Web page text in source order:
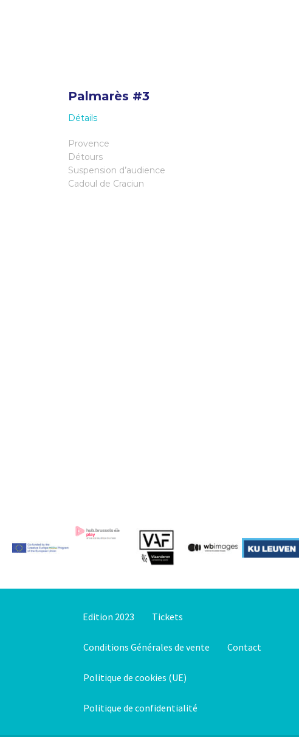
Palmarès #3
Détails
Provence
Détours
Suspension d’audience
Cadoul de Craciun
Edition 2023 Tickets
Conditions Générales de vente Contact
Politique de cookies (UE)
Politique de confidentialité